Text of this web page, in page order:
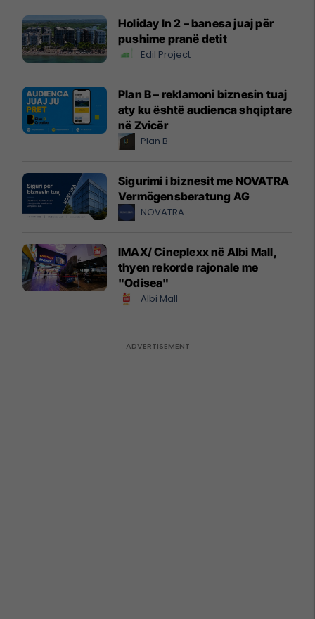
Holiday In 2 – banesa juaj për
pushime pranë detit
Edil Project
Plan B – reklamoni biznesin tuaj
aty ku është audienca shqiptare
në Zvicër
Plan B
Sigurimi i biznesit me NOVATRA
Vermögensberatung AG
NOVATRA
IMAX/ Cineplexx në Albi Mall,
thyen rekorde rajonale me
"Odisea"
Albi Mall